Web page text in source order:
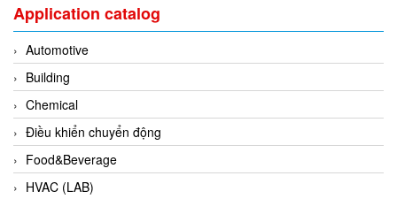
DUCATI
Duclean
Dukin Besko
Dunkermotoren
Durag
Dwyer
DYH
Application catalog
Automotive
Building
Chemical
Điều khiển chuyển động
Food&Beverage
HVAC (LAB)